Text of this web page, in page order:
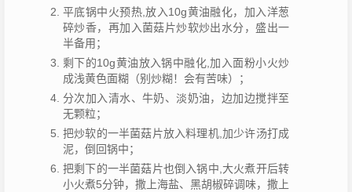
平底锅中火预热,放入10g黄油融化，加入洋葱
碎炒香，再加入菌菇片炒软炒出水分，盛出一
半备用；
剩下的10g黄油放入锅中融化,加入面粉小火炒
成浅黄色面糊（别炒糊！会有苦味）；
分次加入清水、牛奶、淡奶油，边加边搅拌至
无颗粒；
把炒软的一半菌菇片放入料理机,加少许汤打成
泥，倒回锅中；
把剩下的一半菌菇片也倒入锅中,大火煮开后转
小火煮5分钟，撒上海盐、黑胡椒碎调味，撒上